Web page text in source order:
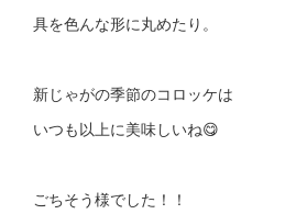
具を色んな形に丸めたり。
新じゃがの季節のコロッケは
いつも以上に美味しいね😋
ごちそう様でした！！